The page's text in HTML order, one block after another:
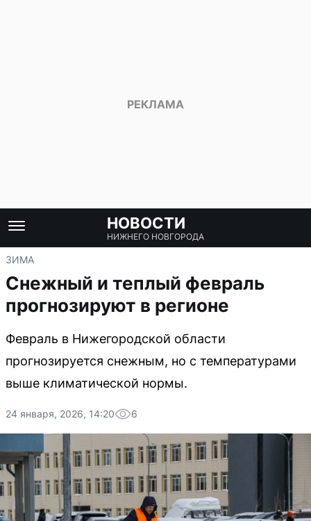
НОВОСТИ
НИЖНЕГО НОВГОРОДА
ЗИМА
Снежный и теплый февраль
прогнозируют в регионе
Февраль в Нижегородской области
прогнозируется снежным, но с температурами
выше климатической нормы.
24 января, 2026, 14:20 6